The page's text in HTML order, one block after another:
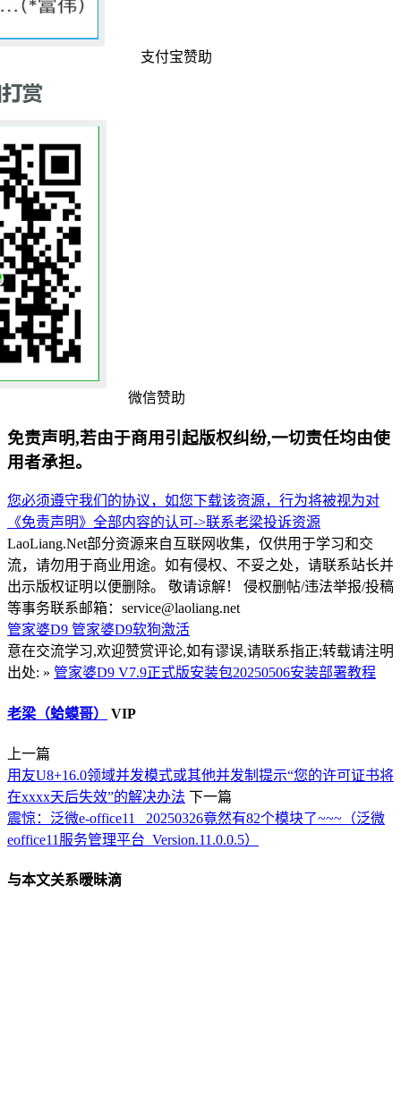
支付宝赞助
微信赞助
免责声明,若由于商用引起版权纠纷,一切责任均由使
用者承担。
您必须遵守我们的协议，如您下载该资源，行为将被视为对
《免责声明》全部内容的认可->联系老梁投诉资源
LaoLiang.Net部分资源来自互联网收集，仅供用于学习和交
流，请勿用于商业用途。如有侵权、不妥之处，请联系站长并
出示版权证明以便删除。 敬请谅解！ 侵权删帖/违法举报/投稿
等事务联系邮箱：service@laoliang.net
管家婆D9 管家婆D9软狗激活
意在交流学习,欢迎赞赏评论,如有谬误,请联系指正;转载请注明
出处: » 管家婆D9 V7.9正式版安装包20250506安装部署教程
老梁（蛤蟆哥） VIP
上一篇
用友U8+16.0领域并发模式或其他并发制提示“您的许可证书将
在xxxx天后失效”的解决办法 下一篇
震惊：泛微e-office11_ 20250326竟然有82个模块了~~~（泛微
eoffice11服务管理平台 Version.11.0.0.5）
与本文关系暧昧滴